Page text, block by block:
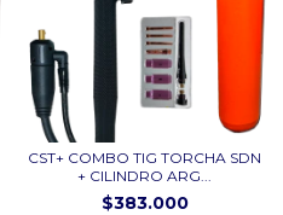
CST+ COMBO TIG TORCHA SDN
+ CILINDRO ARG...
$383.000